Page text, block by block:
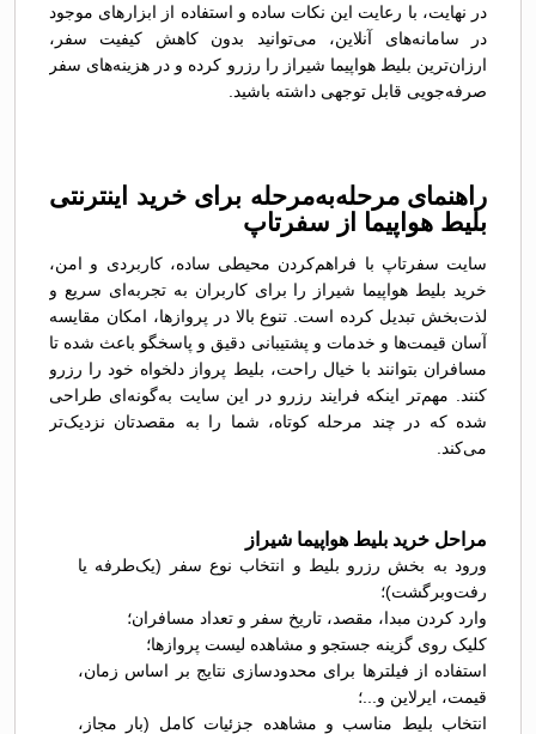
در نهایت، با رعایت این نکات ساده و استفاده از ابزارهای موجود
در سامانه‌های آنلاین، می‌توانید بدون کاهش کیفیت سفر،
ارزان‌ترین بلیط هواپیما شیراز را رزرو کرده و در هزینه‌های سفر
صرفه‌جویی قابل توجهی داشته باشید.
راهنمای مرحله‌به‌مرحله برای خرید اینترنتی
بلیط هواپیما از سفرتاپ
سایت سفرتاپ با فراهم‌کردن محیطی ساده، کاربردی و امن،
خرید بلیط هواپیما شیراز را برای کاربران به تجربه‌ای سریع و
لذت‌بخش تبدیل کرده است. تنوع بالا در پروازها، امکان مقایسه
آسان قیمت‌ها و خدمات و پشتیبانی دقیق و پاسخگو باعث شده تا
مسافران بتوانند با خیال راحت، بلیط پرواز دلخواه خود را رزرو
کنند. مهم‌تر اینکه فرایند رزرو در این سایت به‌گونه‌ای طراحی
شده که در چند مرحله کوتاه، شما را به مقصدتان نزدیک‌تر
می‌کند.
مراحل خرید بلیط هواپیما شیراز
ورود به بخش رزرو بلیط و انتخاب نوع سفر (یک‌طرفه یا
رفت‌وبرگشت)؛
وارد کردن مبدا، مقصد، تاریخ سفر و تعداد مسافران؛
کلیک روی گزینه جستجو و مشاهده لیست پروازها؛
استفاده از فیلترها برای محدودسازی نتایج بر اساس زمان،
قیمت، ایرلاین و...؛
انتخاب بلیط مناسب و مشاهده جزئیات کامل (بار مجاز،